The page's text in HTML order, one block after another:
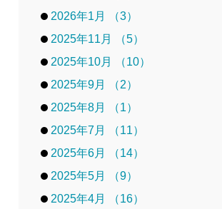
2026年1月 （3）
2025年11月 （5）
2025年10月 （10）
2025年9月 （2）
2025年8月 （1）
2025年7月 （11）
2025年6月 （14）
2025年5月 （9）
2025年4月 （16）